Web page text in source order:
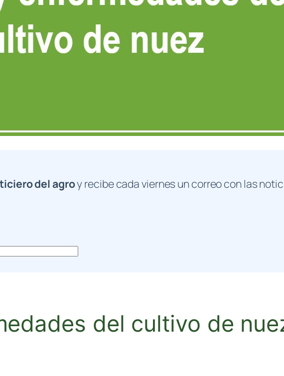
del agroy recibe cada viernes un correo con las
del cultivo de